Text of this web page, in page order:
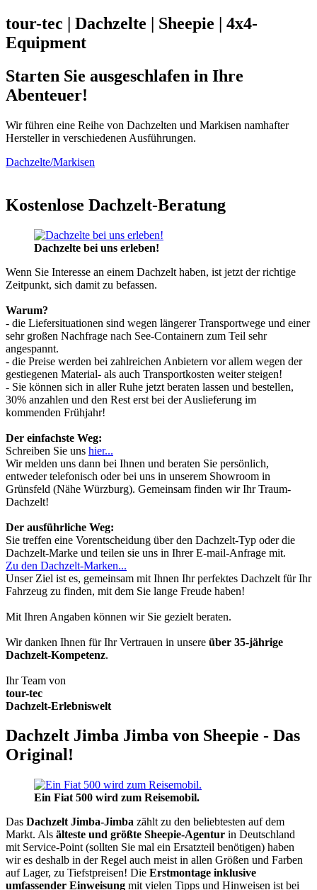
tour-tec | Dachzelte | Sheepie | 4x4-
Equipment
Starten Sie ausgeschlafen in Ihre
Abenteuer!
Wir führen eine Reihe von Dachzelten und Markisen namhafter
Hersteller in verschiedenen Ausführungen.
Dachzelte/Markisen
Kostenlose Dachzelt-Beratung
Dachzelte bei uns erleben!
Wenn Sie Interesse an einem Dachzelt haben, ist jetzt der richtige
Zeitpunkt, sich damit zu befassen.
Warum?
- die Liefersituationen sind wegen längerer Transportwege und einer
sehr großen Nachfrage nach See-Containern zum Teil sehr
angespannt.
- die Preise werden bei zahlreichen Anbietern vor allem wegen der
gestiegenen Material- als auch Transportkosten weiter steigen!
- Sie können sich in aller Ruhe jetzt beraten lassen und bestellen,
30% anzahlen und den Rest erst bei der Auslieferung im
kommenden Frühjahr!
Der einfachste Weg:
Schreiben Sie uns hier...
Wir melden uns dann bei Ihnen und beraten Sie persönlich,
entweder telefonisch oder bei uns in unserem Showroom in
Grünsfeld (Nähe Würzburg). Gemeinsam finden wir Ihr Traum-
Dachzelt!
Der ausführliche Weg:
Sie treffen eine Vorentscheidung über den Dachzelt-Typ oder die
Dachzelt-Marke und teilen sie uns in Ihrer E-mail-Anfrage mit.
Zu den Dachzelt-Marken...
Unser Ziel ist es, gemeinsam mit Ihnen Ihr perfektes Dachzelt für Ihr
Fahrzeug zu finden, mit dem Sie lange Freude haben!
Mit Ihren Angaben können wir Sie gezielt beraten.
Wir danken Ihnen für Ihr Vertrauen in unsere über 35-jährige
Dachzelt-Kompetenz.
Ihr Team von
tour-tec
Dachzelt-Erlebniswelt
Dachzelt Jimba Jimba von Sheepie - Das
Original!
Ein Fiat 500 wird zum Reisemobil.
Das Dachzelt Jimba-Jimba zählt zu den beliebtesten auf dem
Markt. Als älteste und größte Sheepie-Agentur in Deutschland
mit Service-Point (sollten Sie mal ein Ersatzteil benötigen) haben
wir es deshalb in der Regel auch meist in allen Größen und Farben
auf Lager, zu Tiefstpreisen! Die Erstmontage inklusive
umfassender Einweisung mit vielen Tipps und Hinweisen ist bei